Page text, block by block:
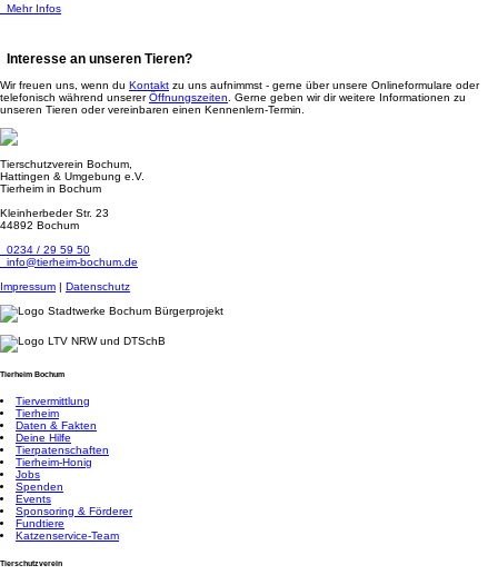
Mehr Infos
Interesse an unseren Tieren?
Wir freuen uns, wenn du Kontakt zu uns aufnimmst - gerne über unsere Onlineformulare oder
telefonisch während unsererÖffnungszeiten . Gerne geben wir dir weitere Informationen zu
unseren Tieren oder vereinbaren einen Kennenlern-Termin.
Tierschutzverein Bochum,
Hattingen & Umgebung e.V.
Tierheim in Bochum
Kleinherbeder Str. 23
44892 Bochum
0234 / 29 59 50
info@tierheim-bochum.de
Impressum | Datenschutz
Tierheim Bochum
Tiervermittlung
Tierheim
Daten & Fakten
Deine Hilfe
Tierpatenschaften
Tierheim-Honig
Jobs
Spenden
Events
Sponsoring & Förderer
Fundtiere
Katzenservice-Team
Tierschutzverein